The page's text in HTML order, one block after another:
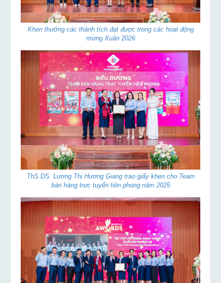
Khen thưởng các thành tích đạt được trong các hoạt động
mừng Xuân 2026
ThS.DS. Lương Thị Hương Giang trao giấy khen cho Team
bán hàng trực tuyến tiên phong năm 2025